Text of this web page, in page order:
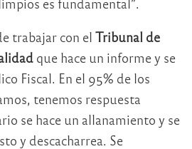
trabajar con el Tribunal de
que hace un informe y se
Fiscal. En el 95% de los
tenemos respuesta
se hace un allanamiento y se
y descacharrea. Se